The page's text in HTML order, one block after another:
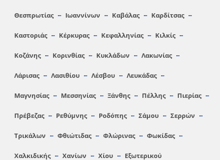
Θεσπρωτίας Ιωαννίνων Καβάλας Καρδίτσας
Καστοριάς Κέρκυρας Κεφαλληνίας Κιλκίς
Κοζάνης Κορινθίας Κυκλάδων Λακωνίας
Λάρισας Λασιθίου Λέσβου Λευκάδας
Μαγνησίας Μεσσηνίας Ξάνθης Πέλλης Πιερίας
Πρέβεζας Ρεθύμνης Ροδόπης Σάμου Σερρών
Τρικάλων Φθιώτιδας Φλώρινας Φωκίδας
Χαλκιδικής Χανίων Χίου Εξωτερικού